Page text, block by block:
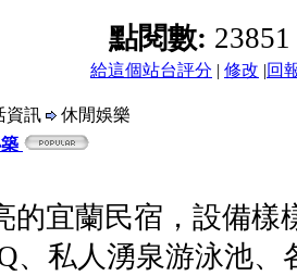
點閱數: 23851
給這個站台評分 | 修改 |回
資訊
休閒娛樂
的宜蘭民宿，設備樣
、私人湧泉游泳池、